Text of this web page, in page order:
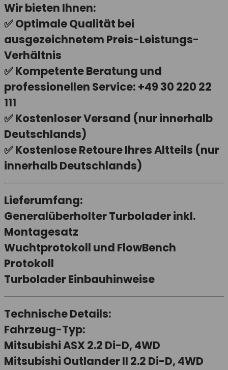
Wir bieten Ihnen:
✅ Optimale Qualität bei
ausgezeichnetem Preis-Leistungs-
Verhältnis
✅ Kompetente Beratung und
professionellen Service: +49 30 220 22
111
✅ Kostenloser Versand (nur innerhalb
Deutschlands)
✅ Kostenlose Retoure Ihres Altteils (nur
innerhalb Deutschlands)
Lieferumfang:
Generalüberholter Turbolader inkl.
Montagesatz
Wuchtprotokoll und FlowBench
Protokoll
Turbolader Einbauhinweise
Technische Details:
Fahrzeug-Typ:
Mitsubishi ASX 2.2 Di-D, 4WD
Mitsubishi Outlander II 2.2 Di-D, 4WD